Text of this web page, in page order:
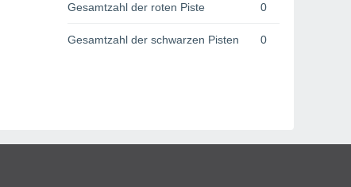
Gesamtzahl der roten Piste 0
Gesamtzahl der schwarzen Pisten 0